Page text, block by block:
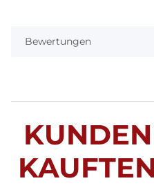
Bewertungen
KUNDEN
KAUFTEN